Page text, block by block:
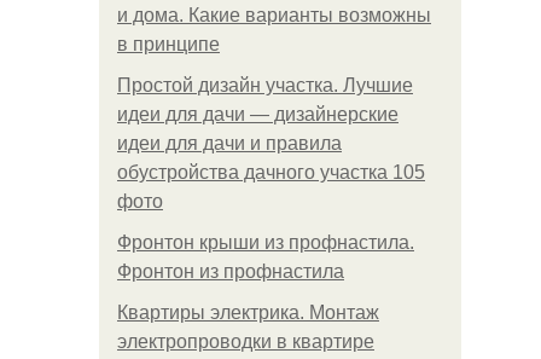
и дома. Какие варианты возможны
в принципе
Простой дизайн участка. Лучшие
идеи для дачи — дизайнерские
идеи для дачи и правила
обустройства дачного участка 105
фото
Фронтон крыши из профнастила.
Фронтон из профнастила
Квартиры электрика. Монтаж
электропроводки в квартире